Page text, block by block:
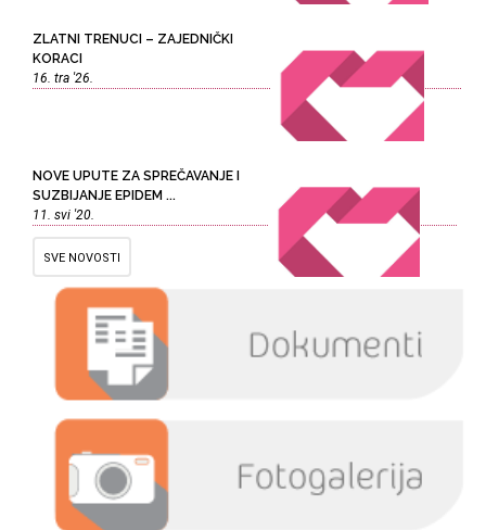
ZLATNI TRENUCI – ZAJEDNIČKI
KORACI
16. tra '26.
NOVE UPUTE ZA SPREČAVANJE I
SUZBIJANJE EPIDEM ...
11. svi '20.
SVE NOVOSTI